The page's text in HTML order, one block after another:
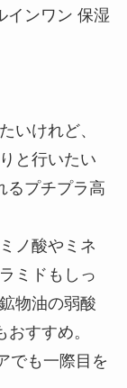
インワン 保湿
いけれど、
と行いたい
るプチプラ高
ノ酸やミネ
ミドもしっ
物油の弱酸
すすめ。
でも一際目を